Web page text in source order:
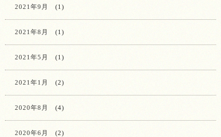
2021年9月 (1)
2021年8月 (1)
2021年5月 (1)
2021年1月 (2)
2020年8月 (4)
2020年6月 (2)